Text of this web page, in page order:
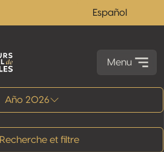
Español
Menu
Año 2026
Recherche et filtre